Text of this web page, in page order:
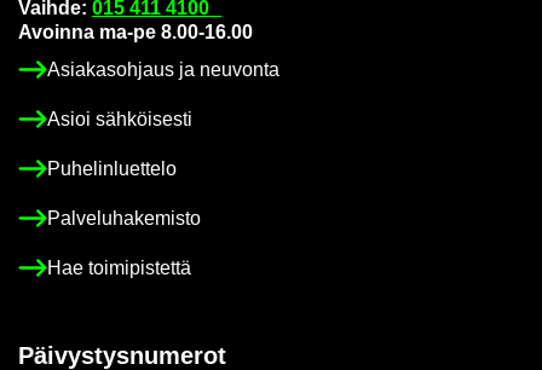
Vaih­de: 015 411 4100
Avoin­na ma-pe 8.00-16.00
Asia­kas­oh­jaus ja neu­von­ta
Asioi säh­köi­ses­ti
Pu­he­lin­luet­te­lo
Pal­ve­lu­ha­ke­mis­to
Hae toi­mi­pis­tet­tä
Päi­vys­tys­nu­me­rot